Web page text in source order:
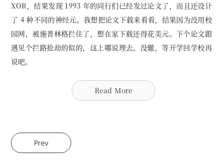
XOR，结果发现 1993 年的同行们已经发过论文了，而且还设计
了 4 种不同的神经元。我想把论文下载来看看，结果因为没用校
园网，被施普林格拦住了，想在家下载还得花美元。下个论文跟
遇见个拦路抢劫的似的，这上哪说理去。没辙，等开学回学校再
说吧。
Read More
Prev